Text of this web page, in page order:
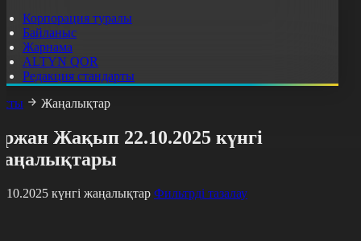
Корпорация туралы
Байланыс
Жарнама
ALTYN QOR
Редакция стандарты
Жаңалықтар
Жақып 22.10.2025 күнгі
күнгі жаңалықтар Фильтрді тазалау